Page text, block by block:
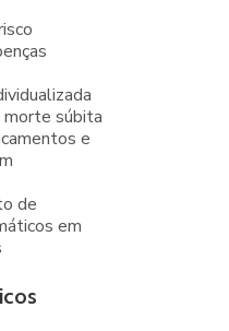
morte súbita
e
de
em